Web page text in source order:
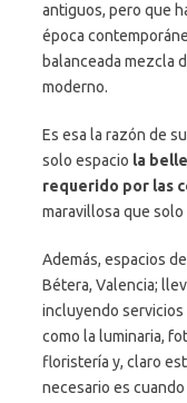
antiguos, pero que
época
balanceada mezcla
moderno.
Es esa la razón de
solo espacio la
requerido por las
maravillosa que
Además, espacios
Bétera, Valencia;
incluyendo
como la luminaria,
floristería y, claro
necesario es